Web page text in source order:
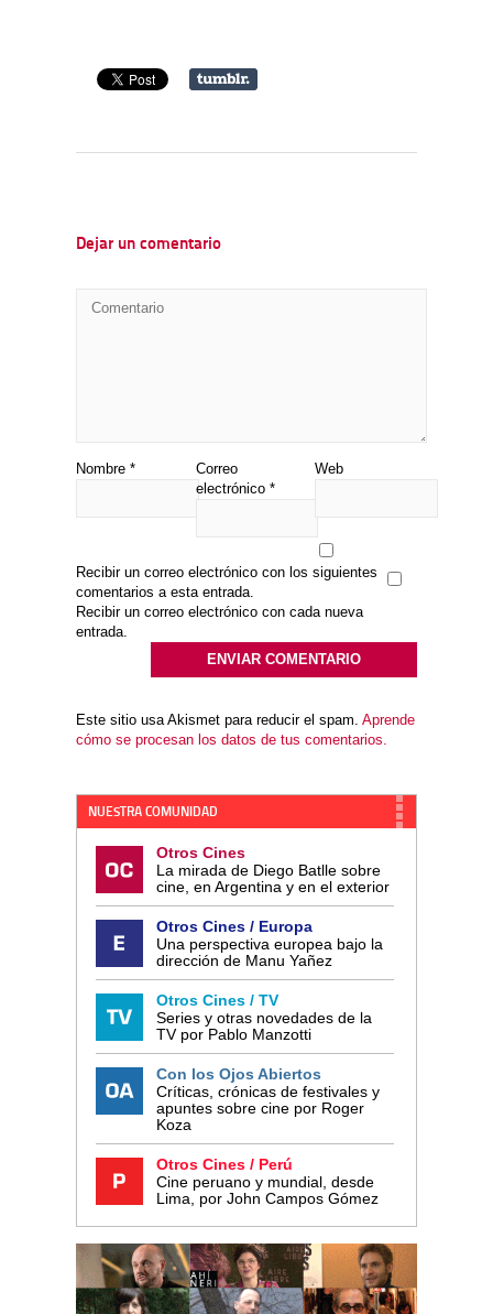
Dejar un comentario
Nombre *
Correo
electrónico *
Web
Recibir un correo electrónico con los siguientes
comentarios a esta entrada.
Recibir un correo electrónico con cada nueva
entrada.
Este sitio usa Akismet para reducir el spam. Aprende
cómo se procesan los datos de tus comentarios.
NUESTRA COMUNIDAD
Otros Cines
La mirada de Diego Batlle sobre
cine, en Argentina y en el exterior
Otros Cines / Europa
Una perspectiva europea bajo la
dirección de Manu Yañez
Otros Cines / TV
Series y otras novedades de la
TV por Pablo Manzotti
Con los Ojos Abiertos
Críticas, crónicas de festivales y
apuntes sobre cine por Roger
Koza
Otros Cines / Perú
Cine peruano y mundial, desde
Lima, por John Campos Gómez